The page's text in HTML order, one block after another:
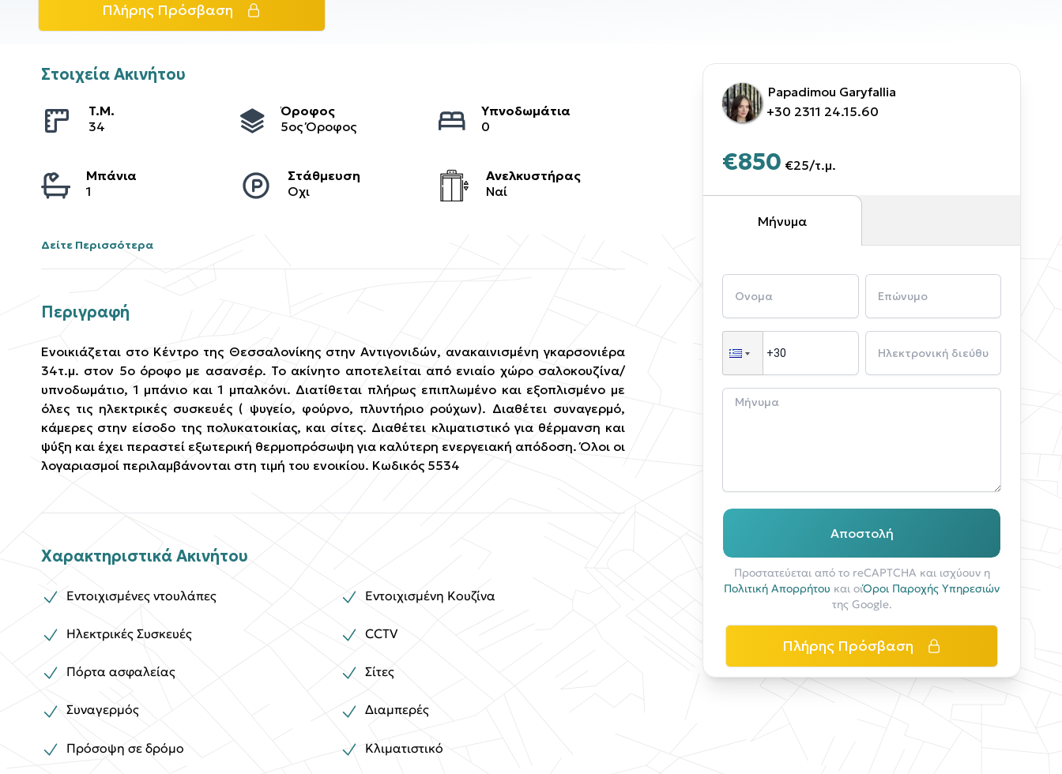
Πλήρης Πρόσβαση
Στοιχεία Ακινήτου
T.M.
34
Όροφος
5ος Όροφος
Υπνοδωμάτια
0
Μπάνια
1
Στάθμευση
Οχι
Ανελκυστήρας
Ναί
Δείτε Περισσότερα
Περιγραφή
Ενοικιάζεται στο Κέντρο της Θεσσαλονίκης στην Αντιγονιδών, ανακαινισμένη γκαρσονιέρα
34τ.μ. στον 5ο όροφο με ασανσέρ. Το ακίνητο αποτελείται από ενιαίο χώρο σαλοκουζίνα/
υπνοδωμάτιο, 1 μπάνιο και 1 μπαλκόνι. Διατίθεται πλήρως επιπλωμένο και εξοπλισμένο με
όλες τις ηλεκτρικές συσκευές ( ψυγείο, φούρνο, πλυντήριο ρούχων). Διαθέτει συναγερμό,
κάμερες στην είσοδο της πολυκατοικίας, και σίτες. Διαθέτει κλιματιστικό για θέρμανση και
ψύξη και έχει περαστεί εξωτερική θερμοπρόσωψη για καλύτερη ενεργειακή απόδοση. Όλοι οι
λογαριασμοί περιλαμβάνονται στη τιμή του ενοικίου. Κωδικός 5534
Χαρακτηριστικά Ακινήτου
Εντοιχισμένες ντουλάπες Εντοιχισμένη Κουζίνα
Ηλεκτρικές Συσκευές CCTV
Πόρτα ασφαλείας Σίτες
Συναγερμός Διαμπερές
Πρόσοψη σε δρόμο Κλιματιστικό
Papadimou Garyfallia
+30 2311 24.15.60
€850 €25/τ.μ.
Μήνυμα
Αποστολή
Προστατεύεται από το reCAPTCHA και ισχύουν η
Πολιτική Απορρήτου και οιΌροι Παροχής Υπηρεσιών
της Google.
Πλήρης Πρόσβαση